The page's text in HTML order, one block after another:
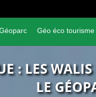
Géo éco tourisme
: LES
LE